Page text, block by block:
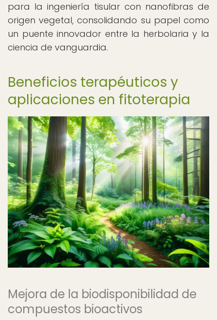
para la ingeniería tisular con nanofibras de
origen vegetal, consolidando su papel como
un puente innovador entre la herbolaria y la
ciencia de vanguardia.
Beneficios terapéuticos y
aplicaciones en fitoterapia
Mejora de la biodisponibilidad de
compuestos bioactivos